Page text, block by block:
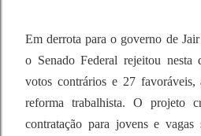
Em derrota para o governo de
o Senado Federal rejeitou nesta
votos contrários e 27
reforma trabalhista. O projeto
contratação para jovens e